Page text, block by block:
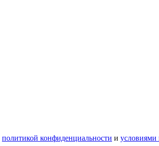
политикой конфиденциальности и условиями